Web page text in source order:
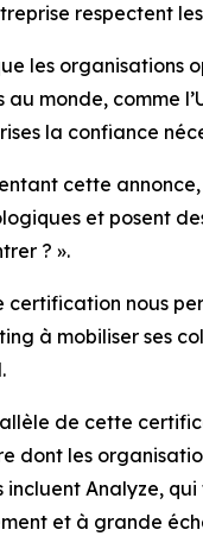
respectent
les organisations
au monde, comme
la confiance
cette
et posent
? ».
certification nous
à mobiliser ses
de cette
dont les
incluent Analyze, qui
et à grande